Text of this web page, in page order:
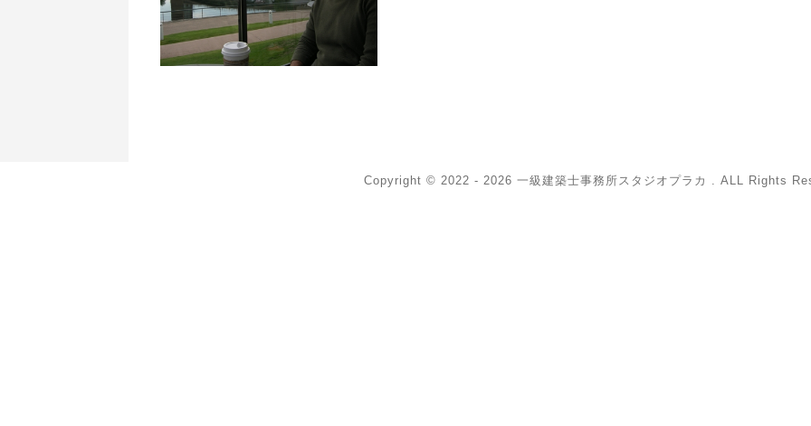
Copyright © 2022 - 2026 一級建築士事務所スタジオプラカ . ALL Rights